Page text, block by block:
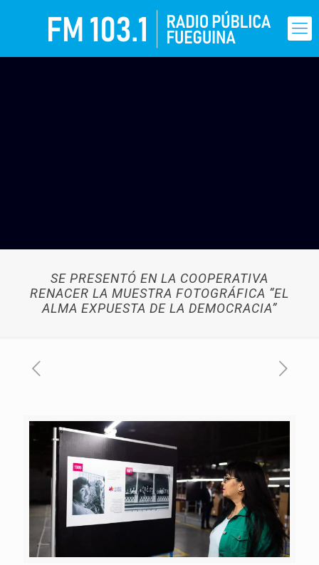
SE PRESENTÓ EN LA COOPERATIVA
RENACER LA MUESTRA FOTOGRÁFICA “EL
ALMA EXPUESTA DE LA DEMOCRACIA”